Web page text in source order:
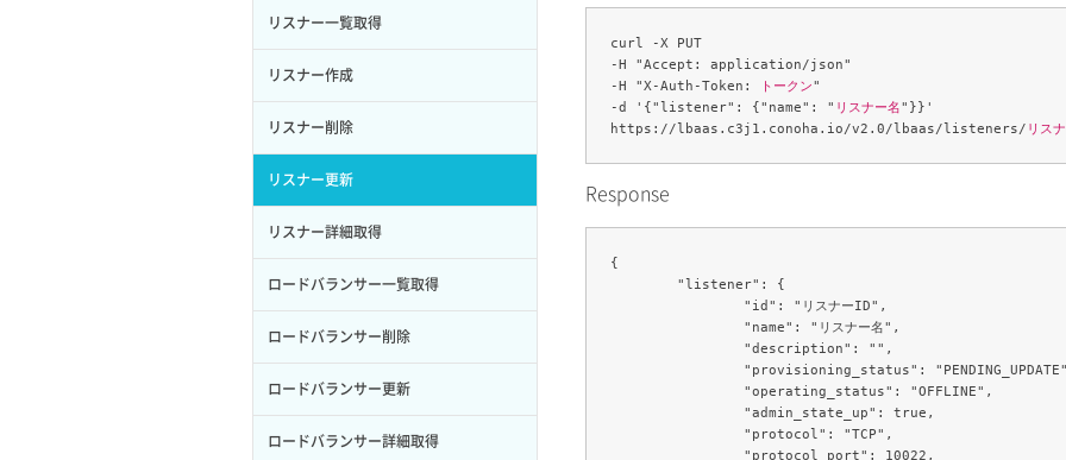
自動バックアップ有効化
自動バックアップ無効化
変更）
サーバー一覧取得
サーバー作成
サーバー再構築（OS再インストール）
サーバー利用状況グラフ（CPU）
サーバー利用状況グラフ（ディスク
IO）
ネットワーク一覧取得
ネットワーク作成（ローカルネットワ
ーク用）
ネットワーク削除（ローカルネットワ
ーク用）
ネットワーク詳細取得
ポート一覧取得
ポート作成（ローカルネットワーク
用）
ポート作成（追加IP用）
ポート削除
リスナー一覧取得
リスナー作成
リスナー削除
リスナー更新
リスナー詳細取得
ロードバランサー一覧取得
ロードバランサー削除
ロードバランサー更新
ロードバランサー詳細取得
curl -X PUT
-H "Accept: application/json"
-H "X-Auth-Token:
トークン"
-d '{"listener": {"name": " リスナー名"}}'
https://lbaas.c3j1.conoha.io/v2.0/lbaas/listeners/ リス
Response
{